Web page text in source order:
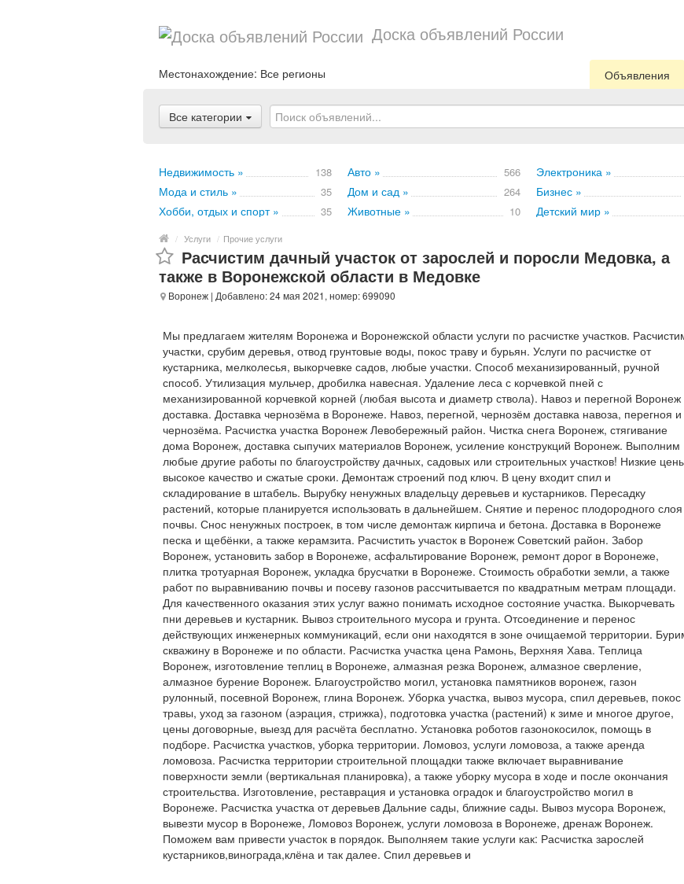
Доска объявлений России
Местонахождение: Все регионы Объявления
Все категории
Недвижимость » 138 Авто » 566 Электроника »
Мода и стиль » 35 Дом и сад » 264 Бизнес »
Хобби, отдых и спорт » 35 Животные » 10 Детский мир »
/ Услуги / Прочие услуги
Расчистим дачный участок от зарослей и поросли Медовка, а
также в Воронежской области в Медовке
Воронеж | Добавлено: 24 мая 2021, номер: 699090
Мы предлагаем жителям Воронежа и Воронежской области услуги по расчистке участков.
участки, срубим деревья, отвод грунтовые воды, покос траву и бурьян. Услуги по расчистке от
кустарника, мелколесья, выкорчевке садов, любые участки. Способ механизированный, ручной
способ. Утилизация мульчер, дробилка навесная. Удаление леса с корчевкой пней с
механизированной корчевкой корней (любая высота и диаметр ствола). Навоз и перегной Воронеж
доставка. Доставка чернозёма в Воронеже. Навоз, перегной, чернозём доставка навоза, перегноя и
чернозёма. Расчистка участка Воронеж Левобережный район. Чистка снега Воронеж, стягивание
дома Воронеж, доставка сыпучих материалов Воронеж, усиление конструкций Воронеж. Выполним
любые другие работы по благоустройству дачных, садовых или строительных участков! Низкие
высокое качество и сжатые сроки. Демонтаж строений под ключ. В цену входит спил и
складирование в штабель. Вырубку ненужных владельцу деревьев и кустарников. Пересадку
растений, которые планируется использовать в дальнейшем. Снятие и перенос плодородного слоя
почвы. Снос ненужных построек, в том числе демонтаж кирпича и бетона. Доставка в Воронеже
песка и щебёнки, а также керамзита. Расчистить участок в Воронеж Советский район. Забор
Воронеж, установить забор в Воронеже, асфальтирование Воронеж, ремонт дорог в Воронеже,
плитка тротуарная Воронеж, укладка брусчатки в Воронеже. Стоимость обработки земли, а также
работ по выравниванию почвы и посеву газонов рассчитывается по квадратным метрам площади.
Для качественного оказания этих услуг важно понимать исходное состояние участка. Выкорчевать
пни деревьев и кустарник. Вывоз строительного мусора и грунта. Отсоединение и перенос
действующих инженерных коммуникаций, если они находятся в зоне очищаемой территории.
скважину в Воронеже и по области. Расчистка участка цена Рамонь, Верхняя Хава. Теплица
Воронеж, изготовление теплиц в Воронеже, алмазная резка Воронеж, алмазное сверление,
алмазное бурение Воронеж. Благоустройство могил, установка памятников воронеж, газон
рулонный, посевной Воронеж, глина Воронеж. Уборка участка, вывоз мусора, спил деревьев, покос
травы, уход за газоном (аэрация, стрижка), подготовка участка (растений) к зиме и многое другое,
цены договорные, выезд для расчёта бесплатно. Установка роботов газонокосилок, помощь в
подборе. Расчистка участков, уборка территории. Ломовоз, услуги ломовоза, а также аренда
ломовоза. Расчистка территории строительной площадки также включает выравнивание
поверхности земли (вертикальная планировка), а также уборку мусора в ходе и после окончания
строительства. Изготовление, реставрация и установка оградок и благоустройство могил в
Воронеже. Расчистка участка от деревьев Дальние сады, ближние сады. Вывоз мусора Воронеж,
вывезти мусор в Воронеже, Ломовоз Воронеж, услуги ломовоза в Воронеже, дренаж Воронеж.
Поможем вам привести участок в порядок. Выполняем такие услуги как: Расчистка зарослей
кустарников,винограда,клёна и так далее. Спил деревьев и